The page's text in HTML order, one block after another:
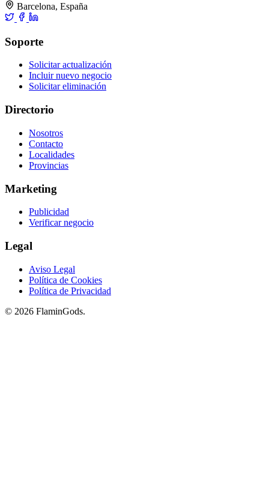
Barcelona, España
Soporte
Solicitar actualización
Incluir nuevo negocio
Solicitar eliminación
Directorio
Nosotros
Contacto
Localidades
Provincias
Marketing
Publicidad
Verificar negocio
Legal
Aviso Legal
Política de Cookies
Política de Privacidad
© 2026 FlaminGods.